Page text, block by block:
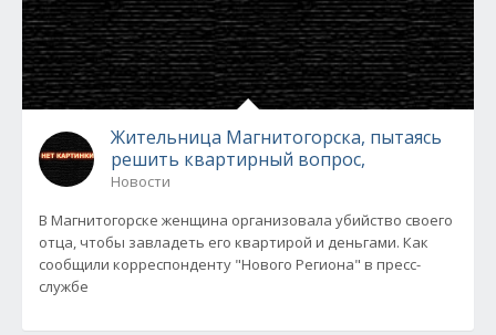
Жительница Магнитогорска, пытаясь
решить квартирный вопрос,
Новости
В Магнитогорске женщина организовала убийство своего
отца, чтобы завладеть его квартирой и деньгами. Как
сообщили корреспонденту "Нового Региона" в пресс-
службе